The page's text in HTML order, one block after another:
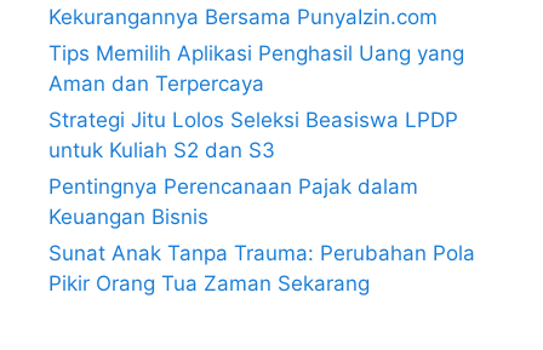
Kekurangannya Bersama PunyaIzin.com
Tips Memilih Aplikasi Penghasil Uang yang
Aman dan Terpercaya
Strategi Jitu Lolos Seleksi Beasiswa LPDP
untuk Kuliah S2 dan S3
Pentingnya Perencanaan Pajak dalam
Keuangan Bisnis
Sunat Anak Tanpa Trauma: Perubahan Pola
Pikir Orang Tua Zaman Sekarang